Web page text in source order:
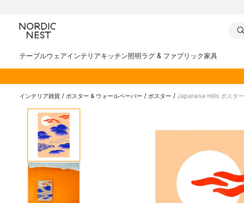
テーブルウェアインテリアキッチン照明ラグ & ファブリック家具
インテリア雑貨 / ポスター & ウォールペーパー / ポスター / Japanese Hills ポスター